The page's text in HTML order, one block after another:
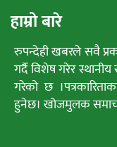
हाम्रो बारे
रुपन्देही खबरले सवै
गर्दै विशेष गरेर स्थानीय
गरेको छ
हुनेछ। खोजमुलक